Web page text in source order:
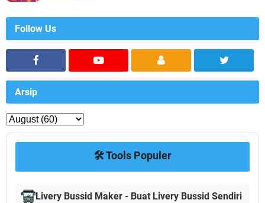
Follow Us
Arsip
🛠️ Tools Populer
Livery Bussid Maker - Buat Livery Bussid Sendiri